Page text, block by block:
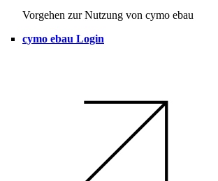
Vorgehen zur Nutzung von cymo ebau
cymo ebau Login